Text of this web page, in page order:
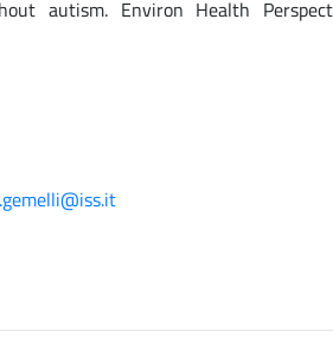
autism. Environ Health Perspect